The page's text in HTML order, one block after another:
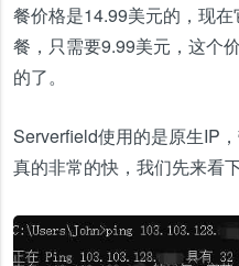
餐价格是14.99美元的，现
餐，只需要9.99美元，这个
的了。
Serverfield使用的是原生IP
真的非常的快，我们先来看